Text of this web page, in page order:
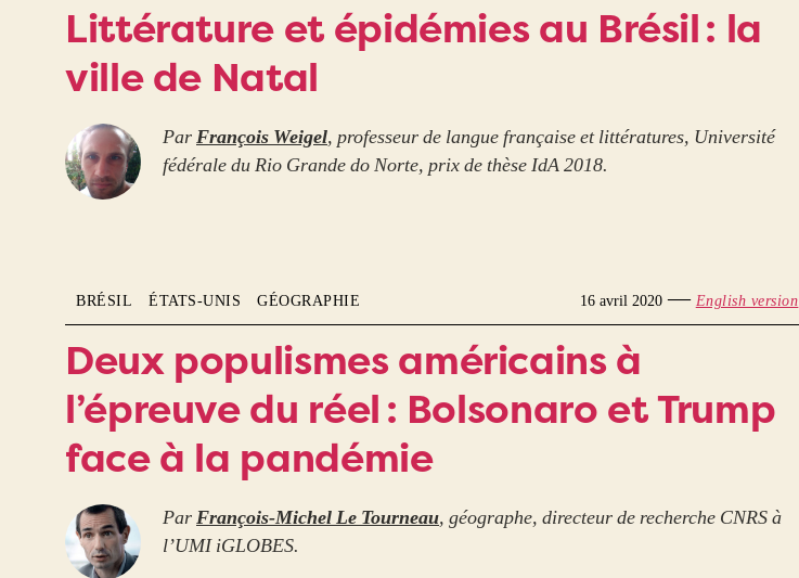
Littérature et épidémies au Brésil : la
ville de Natal
ParFrançois Weigel, professeur de langue française et littératures, Université
fédérale du Rio Grande do Norte, prix de thèse IdA 2018.
BRÉSIL ÉTATS-UNIS GÉOGRAPHIE 16 avril 2020— English version
Deux populismes américains à
l’épreuve du réel : Bolsonaro et Trump
face à la pandémie
ParFrançois-Michel Le Tourneau, géographe, directeur de recherche CNRS à
l’UMI iGLOBES.